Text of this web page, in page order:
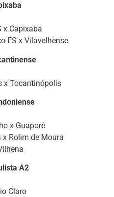
x Capixaba
ES x Vilavelhense
x Tocantinópolis
x Guaporé
x Rolim de Moura
A2
Claro